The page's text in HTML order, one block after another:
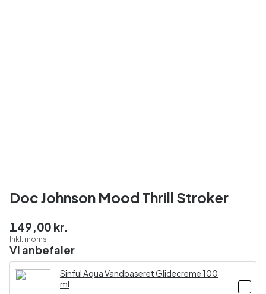
Doc Johnson Mood Thrill Stroker
149,00 kr.
Inkl. moms
Vi anbefaler
Sinful Aqua Vandbaseret Glidecreme 100
ml